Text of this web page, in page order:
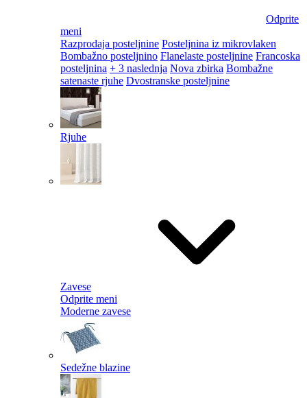
Odprite
meni
Razprodaja posteljnine Posteljnina iz mikrovlaken
Bombažno posteljnino Flanelaste posteljnine Francoska
posteljnina + 3 naslednja Nova zbirka Bombažne
satenaste rjuhe Dvostranske posteljnine
Rjuhe
Zavese
Odprite meni
Moderne zavese
Sedežne blazine